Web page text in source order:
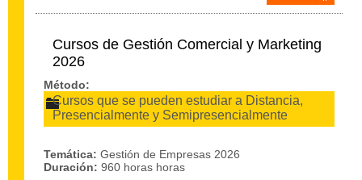
Cursos de Gestión Comercial y Marketing
2026
Método:
Cursos que se pueden estudiar a Distancia,
Presencialmente y Semipresencialmente
Temática: Gestión de Empresas 2026
Duración: 960 horas horas